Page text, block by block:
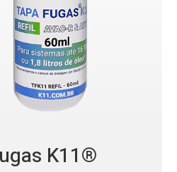
K11®